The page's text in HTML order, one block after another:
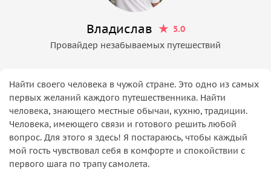
Владислав
5.0
Провайдер незабываемых путешествий
Найти своего человека в чужой стране. Это одно из самых
первых желаний каждого путешественника. Найти
человека, знающего местные обычаи, кухню, традиции.
Человека, имеющего связи и готового решить любой
вопрос. Для этого я здесь! Я постараюсь, чтобы каждый
мой гость чувствовал себя в комфорте и спокойствии с
первого шага по трапу самолета.